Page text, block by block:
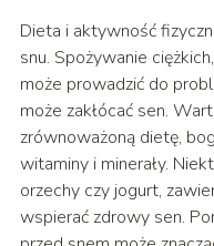
Dieta i aktywność
snu. Spożywanie
może prowadzić do
może zakłócać sen.
zrównoważoną dietę,
witaminy i minerały.
orzechy czy jogurt,
wspierać zdrowy sen.